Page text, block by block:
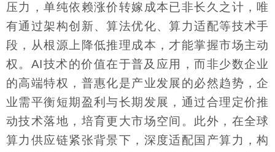
压力，单纯依赖涨价转嫁成本已非长久之计，唯
有通过架构创新、算法优化、算力适配等技术手
段，从根源上降低推理成本，才能掌握市场主动
权。AI技术的价值在于普及应用，而非少数企业
的高端特权，普惠化是产业发展的必然趋势，企
业需平衡短期盈利与长期发展，通过合理定价推
动技术落地，培育更大市场空间。此外，在全球
算力供应链紧张背景下，深度适配国产算力，构